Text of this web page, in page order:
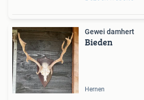
Gewei damhert
Bieden
Hernen